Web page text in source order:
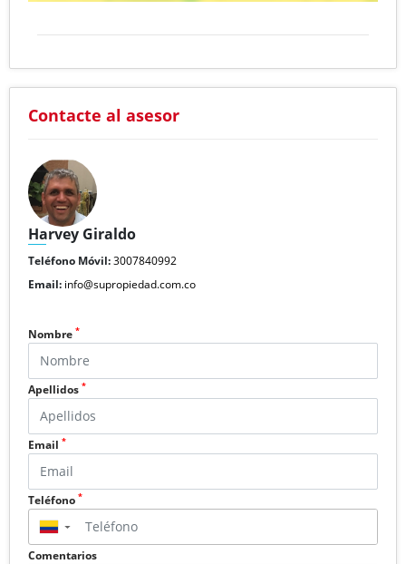
Contacte al asesor
Harvey Giraldo
Teléfono Móvil:3007840992
Email: info@supropiedad.com.co
Nombre *
Apellidos *
Email *
Teléfono *
▼
Comentarios